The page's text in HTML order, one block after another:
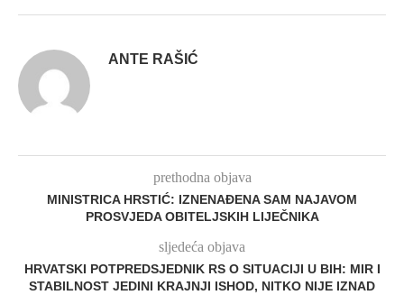
ANTE RAŠIĆ
prethodna objava
MINISTRICA HRSTIĆ: IZNENAĐENA SAM NAJAVOM
PROSVJEDA OBITELJSKIH LIJEČNIKA
sljedeća objava
HRVATSKI POTPREDSJEDNIK RS O SITUACIJI U BIH: MIR I
STABILNOST JEDINI KRAJNJI ISHOD, NITKO NIJE IZNAD